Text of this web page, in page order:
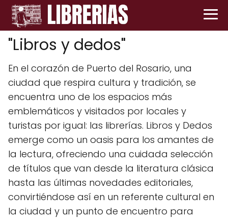
"Libros y dedos"
En el corazón de Puerto del Rosario, una
ciudad que respira cultura y tradición, se
encuentra uno de los espacios más
emblemáticos y visitados por locales y
turistas por igual: las librerías. Libros y Dedos
emerge como un oasis para los amantes de
la lectura, ofreciendo una cuidada selección
de títulos que van desde la literatura clásica
hasta las últimas novedades editoriales,
convirtiéndose así en un referente cultural en
la ciudad y un punto de encuentro para